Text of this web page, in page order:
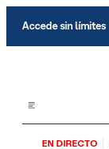
Accede sin límites
EN DIRECTO